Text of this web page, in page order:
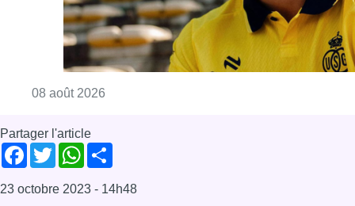
08 août 2026
Partager l'article
Facebook
TwitterWhatsApp
23 octobre 2023 - 14h48